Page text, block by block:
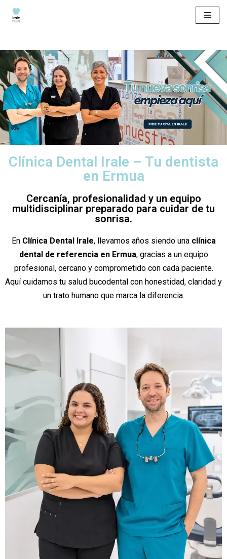
contenido
Clínica Dental Irale – Tu dentista
en Ermua
Cercanía, profesionalidad y un equipo
multidisciplinar preparado para cuidar de tu
sonrisa.
En Clínica Dental Irale, llevamos años siendo una clínica
dental de referencia en Ermua, gracias a un equipo
profesional, cercano y comprometido con cada paciente.
Aquí cuidamos tu salud bucodental con honestidad, claridad y
un trato humano que marca la diferencia.